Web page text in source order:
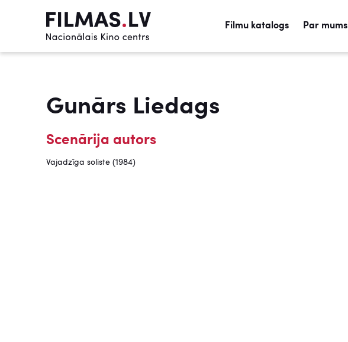
Filmu katalogs Par mums
Gunārs Liedags
Scenārija autors
Vajadzīga soliste (1984)